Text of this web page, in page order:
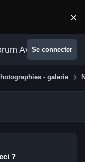
×
AvexSe connecter
- galerie
?